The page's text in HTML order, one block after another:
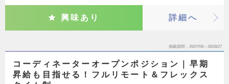
興味あり 詳細へ
掲載期間 26/07/08～26/08/27
コーディネーターオープンポジション｜早期
昇給も目指せる！フルリモート＆フレックス